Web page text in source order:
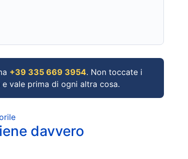
+39 335 669 3954. Non toccate i
vale prima di ogni altra cosa.
davvero